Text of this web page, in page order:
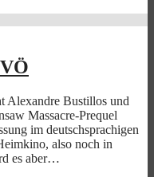
Alexandre Bustillos und
Massacre-Prequel
im deutschsprachigen
also noch in
es aber…